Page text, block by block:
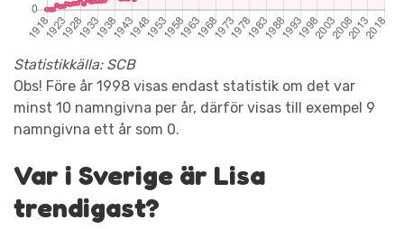
Statistikkälla: SCB
Obs! Före år 1998 visas endast statistik om det var
minst 10 namngivna per år, därför visas till exempel 9
namngivna ett år som 0.
Var i Sverige är Lisa
trendigast?